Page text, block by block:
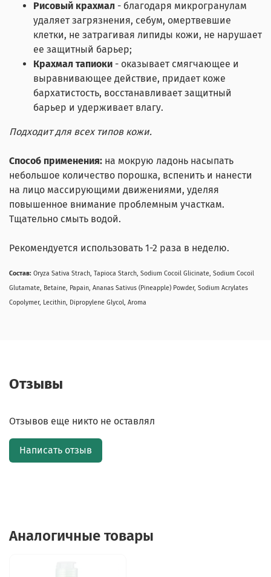
Рисовый крахмал - благодаря микрогранулам
удаляет загрязнения, себум, омертвевшие
клетки, не затрагивая липиды кожи, не нарушает
ее защитный барьер;
Крахмал тапиоки - оказывает смягчающее и
выравнивающее действие, придает коже
бархатистость, восстанавливает защитный
барьер и удерживает влагу.
Подходит для всех типов кожи.
Способ применения: на мокрую ладонь насыпать
небольшое количество порошка, вспенить и нанести
на лицо массирующими движениями, уделяя
повышенное внимание проблемным участкам.
Тщательно смыть водой.
Рекомендуется использовать 1-2 раза в неделю.
Состав: Oryza Sativa Strach, Tapioca Starch, Sodium Cocoil Glicinate, Sodium Cocoil
Glutamate, Betaine, Papain, Ananas Sativus (Pineapple) Powder, Sodium Acrylates
Copolymer, Lecithin, Dipropylene Glycol, Aroma
Отзывы
Отзывов еще никто не оставлял
Написать отзыв
Аналогичные товары